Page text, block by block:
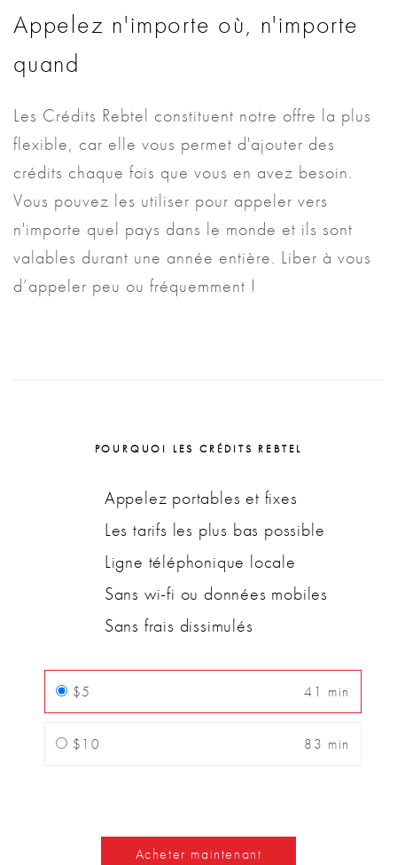
Appelez n'importe où, n'importe
quand
Les Crédits Rebtel constituent notre offre la plus
flexible, car elle vous permet d'ajouter des
crédits chaque fois que vous en avez besoin.
Vous pouvez les utiliser pour appeler vers
n'importe quel pays dans le monde et ils sont
valables durant une année entière. Liber à vous
d’appeler peu ou fréquemment !
POURQUOI LES CRÉDITS REBTEL
Appelez portables et fixes
Les tarifs les plus bas possible
Ligne téléphonique locale
Sans wi-fi ou données mobiles
Sans frais dissimulés
$5 41 min
$10 83 min
Acheter maintenant